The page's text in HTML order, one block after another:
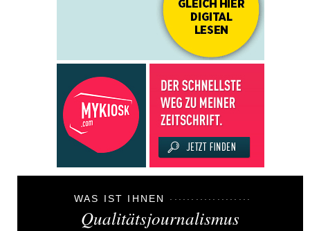
WAS IST IHNEN
Qualitätsjournalismus